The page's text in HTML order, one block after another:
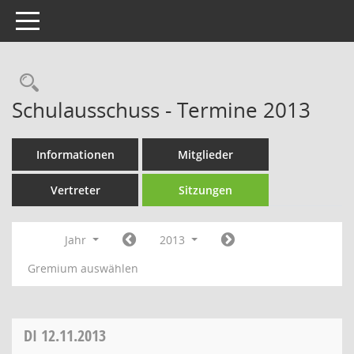
Toggle navigation
Rechercheauswahl
Schulausschuss - Termine 2013
Informationen Mitglieder
Vertreter Sitzungen
Jahr
2013
Gremium auswählen
DI 12.11.2013